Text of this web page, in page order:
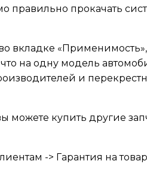
правильно прокачать
вкладке «Применимость»,
на одну модель
и
можете купить другие
-> Гарантия на